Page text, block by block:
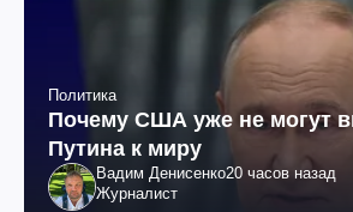
Политика
Почему США уже не могут
Путина к миру
Вадим Денисенко20 часов назад
Журналист